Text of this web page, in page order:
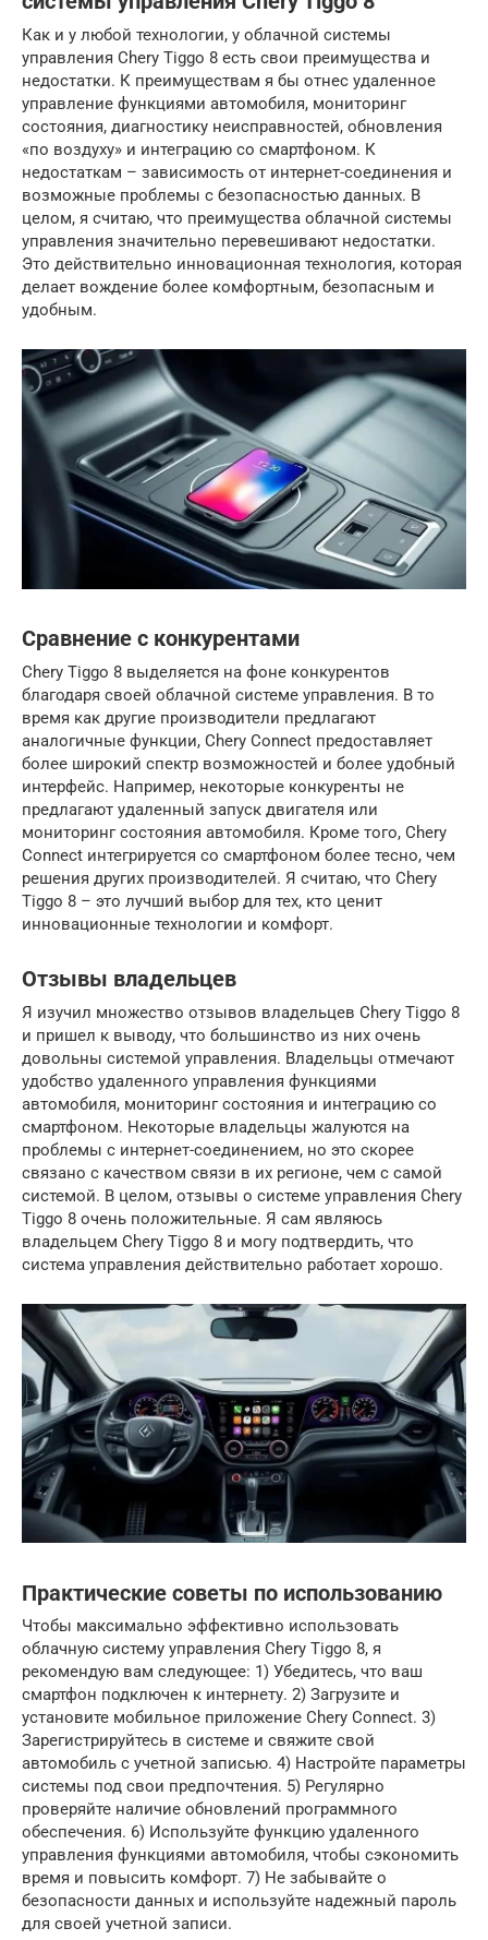
Как и у любой технологии, у облачной системы
управления Chery Tiggo 8 есть свои преимущества и
недостатки. К преимуществам я бы отнес удаленное
управление функциями автомобиля, мониторинг
состояния, диагностику неисправностей, обновления
«по воздуху» и интеграцию со смартфоном. К
недостаткам – зависимость от интернет-соединения и
возможные проблемы с безопасностью данных. В
целом, я считаю, что преимущества облачной системы
управления значительно перевешивают недостатки.
Это действительно инновационная технология, которая
делает вождение более комфортным, безопасным и
удобным.
Сравнение с конкурентами
Chery Tiggo 8 выделяется на фоне конкурентов
благодаря своей облачной системе управления. В то
время как другие производители предлагают
аналогичные функции, Chery Connect предоставляет
более широкий спектр возможностей и более удобный
интерфейс. Например, некоторые конкуренты не
предлагают удаленный запуск двигателя или
мониторинг состояния автомобиля. Кроме того, Chery
Connect интегрируется со смартфоном более тесно, чем
решения других производителей. Я считаю, что Chery
Tiggo 8 – это лучший выбор для тех, кто ценит
инновационные технологии и комфорт.
Отзывы владельцев
Я изучил множество отзывов владельцев Chery Tiggo 8
и пришел к выводу, что большинство из них очень
довольны системой управления. Владельцы отмечают
удобство удаленного управления функциями
автомобиля, мониторинг состояния и интеграцию со
смартфоном. Некоторые владельцы жалуются на
проблемы с интернет-соединением, но это скорее
связано с качеством связи в их регионе, чем с самой
системой. В целом, отзывы о системе управления Chery
Tiggo 8 очень положительные. Я сам являюсь
владельцем Chery Tiggo 8 и могу подтвердить, что
система управления действительно работает хорошо.
Практические советы по использованию
Чтобы максимально эффективно использовать
облачную систему управления Chery Tiggo 8, я
рекомендую вам следующее: 1) Убедитесь, что ваш
смартфон подключен к интернету. 2) Загрузите и
установите мобильное приложение Chery Connect. 3)
Зарегистрируйтесь в системе и свяжите свой
автомобиль с учетной записью. 4) Настройте параметры
системы под свои предпочтения. 5) Регулярно
проверяйте наличие обновлений программного
обеспечения. 6) Используйте функцию удаленного
управления функциями автомобиля, чтобы сэкономить
время и повысить комфорт. 7) Не забывайте о
безопасности данных и используйте надежный пароль
для своей учетной записи.